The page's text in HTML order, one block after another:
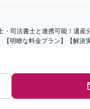
・司法書士と連携可能！遺
明瞭な料金プラン】【解決